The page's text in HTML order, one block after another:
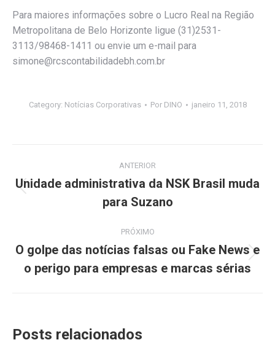
Para maiores informações sobre o Lucro Real na Região
Metropolitana de Belo Horizonte ligue (31)2531-
3113/98468-1411 ou envie um e-mail para
simone@rcscontabilidadebh.com.br
Category: Notícias Corporativas Por DINO janeiro 11, 2018
de
ANTERIOR
anterior:
Unidade administrativa da NSK Brasil muda
para Suzano
PRÓXIMO
post:
O golpe das notícias falsas ou Fake News e
o perigo para empresas e marcas sérias
Posts relacionados